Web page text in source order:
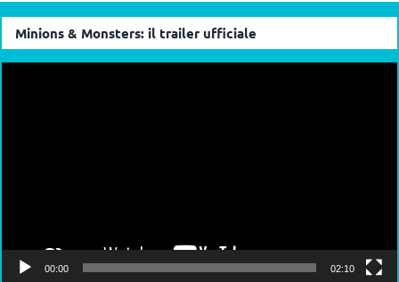
Minions & Monsters: il trailer ufficiale
00:00 02:10